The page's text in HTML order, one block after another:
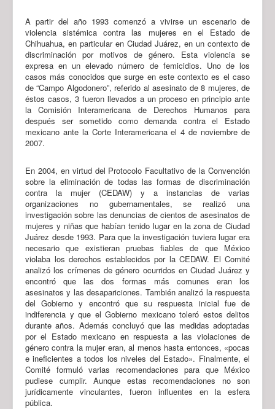
A partir del año 1993 comenzó a vivirse un escenario de
violencia sistémica contra las mujeres en el Estado de
Chihuahua, en particular en Ciudad Juárez, en un contexto de
discriminación por motivos de género. Esta violencia se
expresa en un elevado número de femicidios. Uno de los
casos más conocidos que surge en este contexto es el caso
de “Campo Algodonero”, referido al asesinato de 8 mujeres, de
éstos casos, 3 fueron llevados a un proceso en principio ante
la Comisión Interamericana de Derechos Humanos para
después ser sometido como demanda contra el Estado
mexicano ante la Corte Interamericana el 4 de noviembre de
2007.
En 2004, en virtud del Protocolo Facultativo de la Convención
sobre la eliminación de todas las formas de discriminación
contra la mujer (CEDAW) y a instancias de varias
organizaciones no gubernamentales, se realizó una
investigación sobre las denuncias de cientos de asesinatos de
mujeres y niñas que habían tenido lugar en la zona de Ciudad
Juárez desde 1993. Para que la investigación tuviera lugar era
necesario que existieran pruebas fiables de que México
violaba los derechos establecidos por la CEDAW. El Comité
analizó los crímenes de género ocurridos en Ciudad Juárez y
encontró que las dos formas más comunes eran los
asesinatos y las desapariciones. También analizó la respuesta
del Gobierno y encontró que su respuesta inicial fue de
indiferencia y que el Gobierno mexicano toleró estos delitos
durante años. Además concluyó que las medidas adoptadas
por el Estado mexicano en respuesta a las violaciones de
género contra la mujer eran, al menos hasta entonces, «pocas
e ineficientes a todos los niveles del Estado». Finalmente, el
Comité formuló varias recomendaciones para que México
pudiese cumplir. Aunque estas recomendaciones no son
jurídicamente vinculantes, fueron influentes en la esfera
pública.